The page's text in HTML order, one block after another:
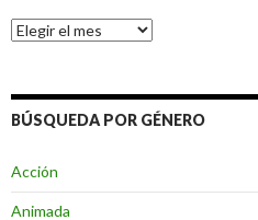
Archivos
BÚSQUEDA POR GÉNERO
Acción
Animada